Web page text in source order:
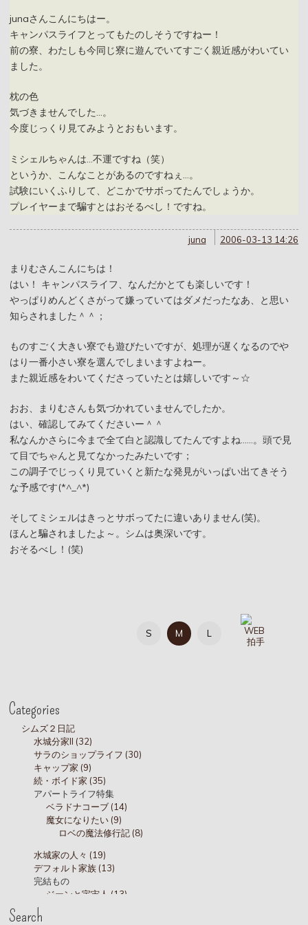
junaさんこんにちはー。
キャンパスライフとってもたのしそうですねー！
前の寮、わたしも今同じ寮に遊んでいてすごく親近感がわいてい
ました。
枕の色
気づきませんでした…。
今度じっくり見てみようとおもいます。
ミシェルちゃんは…不運ですね（笑）
というか、こんなことがあるのですねぇ…。
試験にいくふりして、どこかでサボってたんでしょうか。
プレイヤーまで騙すとはおそるべし！ですね。
juna 2006-03-13 14:26
まりむさんこんにちは！
はい！ キャンパスライフ、なんだかとても楽しいです！
やっぱりめんどくさがって嫌っていてはダメだったなあ、と思い
知らされました＾＾；
ものすごく大きい寮でも遊びたいですが、処理が遅くなるのでや
はり一番小さい寮を選んでしまいますよねー。
また親近感をわいてくださっていたとは嬉しいです～☆
おお、まりむさんも気づかれていませんでしたか。
はい、確認してみてくださいー＾＾
私なんかさらに今まで全て白と認識してたんですよね……。頭で見
て目でちゃんと見てなかったみたいです；
この調子でじっくり見ていくと新たな発見がいっぱい出てきそう
な予感です(*^_^*)
そしてミシェルはきっとサボってたに違いありません(笑)。
ほんと騙されましたよ～。シムは奥深いです。
おそるべし！(笑)
S M L
Categories
シムズ２日記
水城分家II (32)
サラのショップライフ (30)
キャップ家 (9)
続・ボイド家 (35)
アパートライフ特集
ベラドナコーブ (14)
魔女になりたい (9)
ロベの魔法修行記 (8)
水城家の人々 (19)
デフォルト家族 (13)
完結もの
ジーンと宇宙人 (13)
Search